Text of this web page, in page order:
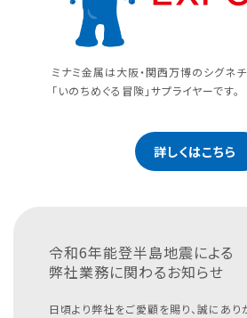
ミナミ金属は大阪・関西万博のシグネ
「いのちめぐる冒険」サプライヤーです。
詳しくはこちら
令和6年能登半島地震による
弊社業務に関わるお知らせ
日頃より弊社をご愛顧を賜り、誠にあり